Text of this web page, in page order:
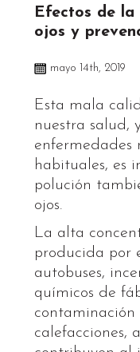
Efectos de la
ojos y
mayo 14th, 2019
Esta mala
nuestra salud,
enfermedades
habituales, es
polución
ojos.
La alta
producida por
autobuses,
químicos de
calefacciones,